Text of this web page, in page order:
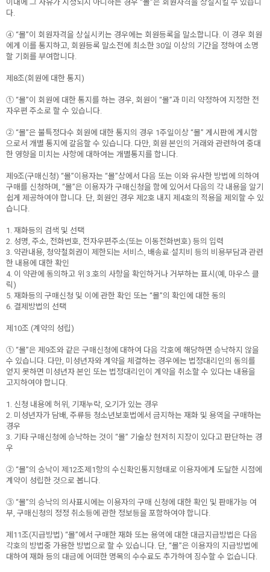
이내에 그 사유가 시정되지 아니하는 경우 “몰”은 회원자격을 상실시킬 수 있습니
다.
④ “몰”이 회원자격을 상실시키는 경우에는 회원등록을 말소합니다. 이 경우 회원
에게 이를 통지하고, 회원등록 말소전에 최소한 30일 이상의 기간을 정하여 소명
할 기회를 부여합니다.
제8조(회원에 대한 통지)
① “몰”이 회원에 대한 통지를 하는 경우, 회원이 “몰”과 미리 약정하여 지정한 전
자우편 주소로 할 수 있습니다.
② “몰”은 불특정다수 회원에 대한 통지의 경우 1주일이상 “몰” 게시판에 게시함
으로서 개별 통지에 갈음할 수 있습니다. 다만, 회원 본인의 거래와 관련하여 중대
한 영향을 미치는 사항에 대하여는 개별통지를 합니다.
제9조(구매신청) “몰”이용자는 “몰”상에서 다음 또는 이와 유사한 방법에 의하여
구매를 신청하며, “몰”은 이용자가 구매신청을 함에 있어서 다음의 각 내용을 알기
쉽게 제공하여야 합니다. 단, 회원인 경우 제2호 내지 제4호의 적용을 제외할 수 있
습니다.
1. 재화등의 검색 및 선택
2. 성명, 주소, 전화번호, 전자우편주소(또는 이동전화번호) 등의 입력
3. 약관내용, 청약철회권이 제한되는 서비스, 배송료·설치비 등의 비용부담과 관련
한 내용에 대한 확인
4. 이 약관에 동의하고 위 3.호의 사항을 확인하거나 거부하는 표시(예, 마우스 클
릭)
5. 재화등의 구매신청 및 이에 관한 확인 또는 “몰”의 확인에 대한 동의
6. 결제방법의 선택
제10조 (계약의 성립)
① “몰”은 제9조와 같은 구매신청에 대하여 다음 각호에 해당하면 승낙하지 않을
수 있습니다. 다만, 미성년자와 계약을 체결하는 경우에는 법정대리인의 동의를
얻지 못하면 미성년자 본인 또는 법정대리인이 계약을 취소할 수 있다는 내용을
고지하여야 합니다.
1. 신청 내용에 허위, 기재누락, 오기가 있는 경우
2. 미성년자가 담배, 주류등 청소년보호법에서 금지하는 재화 및 용역을 구매하는
경우
3. 기타 구매신청에 승낙하는 것이 “몰” 기술상 현저히 지장이 있다고 판단하는 경
우
② “몰”의 승낙이 제12조제1항의 수신확인통지형태로 이용자에게 도달한 시점에
계약이 성립한 것으로 봅니다.
③ “몰”의 승낙의 의사표시에는 이용자의 구매 신청에 대한 확인 및 판매가능 여
부, 구매신청의 정정 취소등에 관한 정보등을 포함하여야 합니다.
제11조(지급방법) “몰”에서 구매한 재화 또는 용역에 대한 대금지급방법은 다음
각호의 방법중 가용한 방법으로 할 수 있습니다. 단, “몰”은 이용자의 지급방법에
대하여 재화 등의 대금에 어떠한 명목의 수수료도 추가하여 징수할 수 없습니다.